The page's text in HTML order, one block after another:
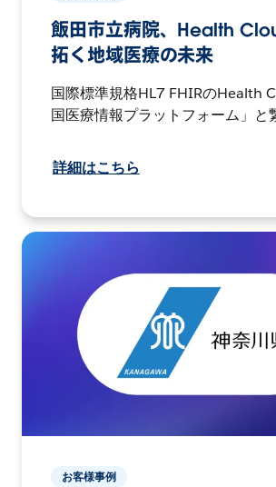
飯田市立病院、Health
拓く地域医療の未来
国際標準規格HL7 FHIRのHealth
国医療情報プラットフォーム」と
詳細はこちら
お客様事例